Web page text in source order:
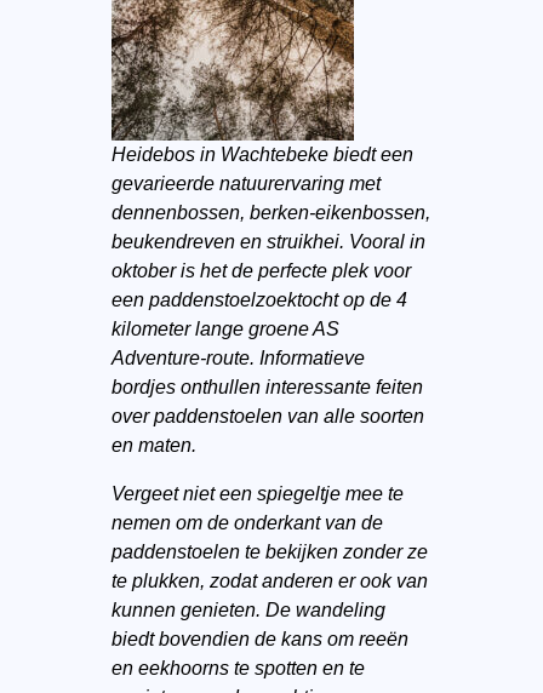
Heidebos in Wachtebeke biedt een
gevarieerde natuurervaring met
dennenbossen, berken-eikenbossen,
beukendreven en struikhei. Vooral in
oktober is het de perfecte plek voor
een paddenstoelzoektocht op de 4
kilometer lange groene AS
Adventure-route. Informatieve
bordjes onthullen interessante feiten
over paddenstoelen van alle soorten
en maten.
Vergeet niet een spiegeltje mee te
nemen om de onderkant van de
paddenstoelen te bekijken zonder ze
te plukken, zodat anderen er ook van
kunnen genieten. De wandeling
biedt bovendien de kans om reeën
en eekhoorns te spotten en te